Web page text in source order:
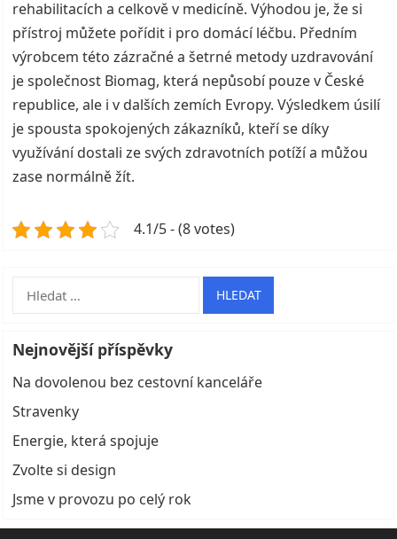
rehabilitacích a celkově v medicíně. Výhodou je, že si
přístroj můžete pořídit i pro domácí léčbu. Předním
výrobcem této zázračné a šetrné metody uzdravování
je společnost Biomag, která nepůsobí pouze v České
republice, ale i v dalších zemích Evropy. Výsledkem úsilí
je spousta spokojených zákazníků, kteří se díky
využívání dostali ze svých zdravotních potíží a můžou
zase normálně žít.
4.1/5 - (8 votes)
Vyhledávání
Nejnovější příspěvky
Na dovolenou bez cestovní kanceláře
Stravenky
Energie, která spojuje
Zvolte si design
Jsme v provozu po celý rok